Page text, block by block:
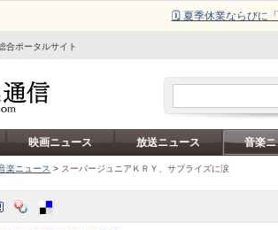
🗓️ 夏季休業ならびに
合ポータルサイト
映画ニュース 放送ニュース 音楽
楽ニュース > スーパージュニアＫＲＹ、サプライズに涙